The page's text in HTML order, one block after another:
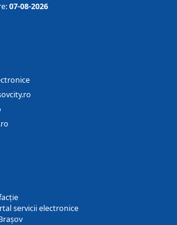
07-08-2026
servicii electronice